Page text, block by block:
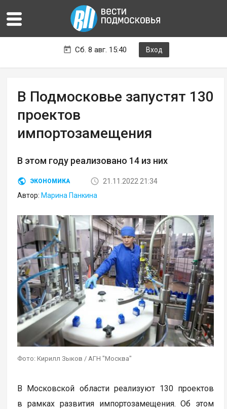
Сб. 8 авг. 15:40 Вход
В Подмосковье запустят 130
проектов
импортозамещения
В этом году реализовано 14 из них
ЭКОНОМИКА
21.11.2022 21:34
Автор: Марина Панкина
Фото: Кирилл Зыков / АГН "Москва"
В Московской области реализуют 130 проектов
в рамках развития импортозамещения. Об этом